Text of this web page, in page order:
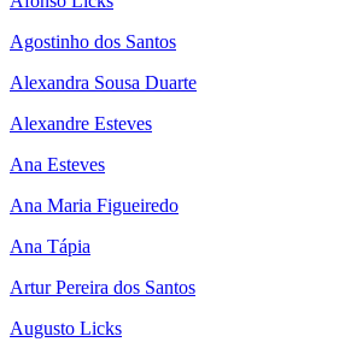
Agostinho dos Santos
Alexandra Sousa Duarte
Alexandre Esteves
Ana Esteves
Ana Maria Figueiredo
Ana Tápia
Artur Pereira dos Santos
Augusto Licks